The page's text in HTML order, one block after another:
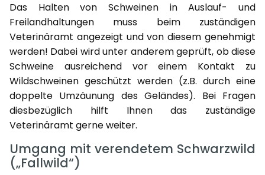
Das Halten von Schweinen in Auslauf- und
Freilandhaltungen muss beim zuständigen
Veterinäramt angezeigt und von diesem genehmigt
werden! Dabei wird unter anderem geprüft, ob diese
Schweine ausreichend vor einem Kontakt zu
Wildschweinen geschützt werden (z.B. durch eine
doppelte Umzäunung des Geländes). Bei Fragen
diesbezüglich hilft Ihnen das zuständige
Veterinäramt gerne weiter.
Umgang mit verendetem Schwarzwild
(„Fallwild“)